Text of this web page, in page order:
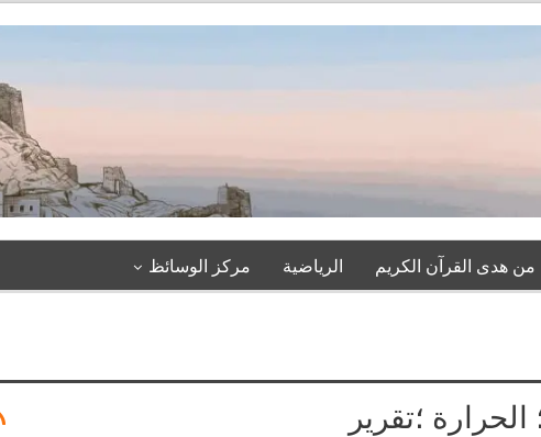
من هدى القرآن الكريم الرياضية مركز الوسائظ
؛تقرير